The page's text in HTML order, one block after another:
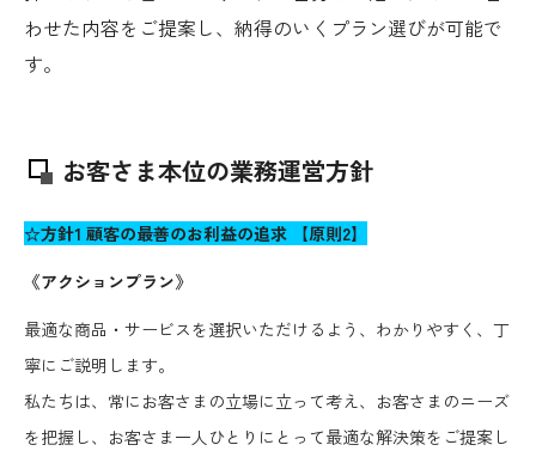
わせた内容をご提案し、納得のいくプラン選びが可能で
す。
お客さま本位の業務運営方針
☆方針1 顧客の最善のお利益の追求 【原則2】
《アクションプラン》
最適な商品・サービスを選択いただけるよう、わかりやすく、丁
寧にご説明します。
私たちは、常にお客さまの立場に立って考え、お客さまのニーズ
を把握し、お客さま一人ひとりにとって最適な解決策をご提案し